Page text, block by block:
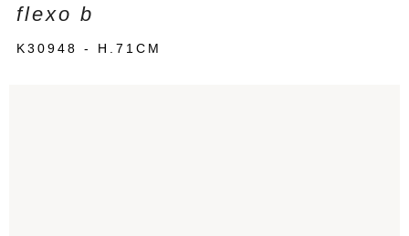
flexo b
K30948 - H.71CM